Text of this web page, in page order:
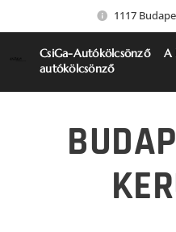
1117
CsiGa-Autókölcsönző A
autókölcsönző